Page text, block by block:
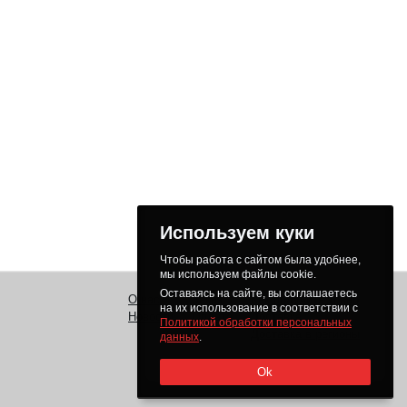
О нас
Новости
Заказ
Оплата
Как получить товар
Доставка
Используем куки
Чтобы работа с сайтом была удобнее,
мы используем файлы cookie.
Оставаясь на сайте, вы соглашаетесь
на их использование в соответствии с
Политикой обработки персональных
данных.
Ok